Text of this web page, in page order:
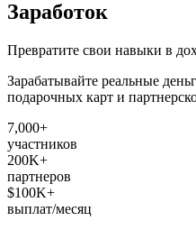
Заработок
Превратите свои навыки в
Зарабатывайте реальные
подарочных карт и
7,000+
участников
200K+
партнеров
$100K+
выплат/месяц